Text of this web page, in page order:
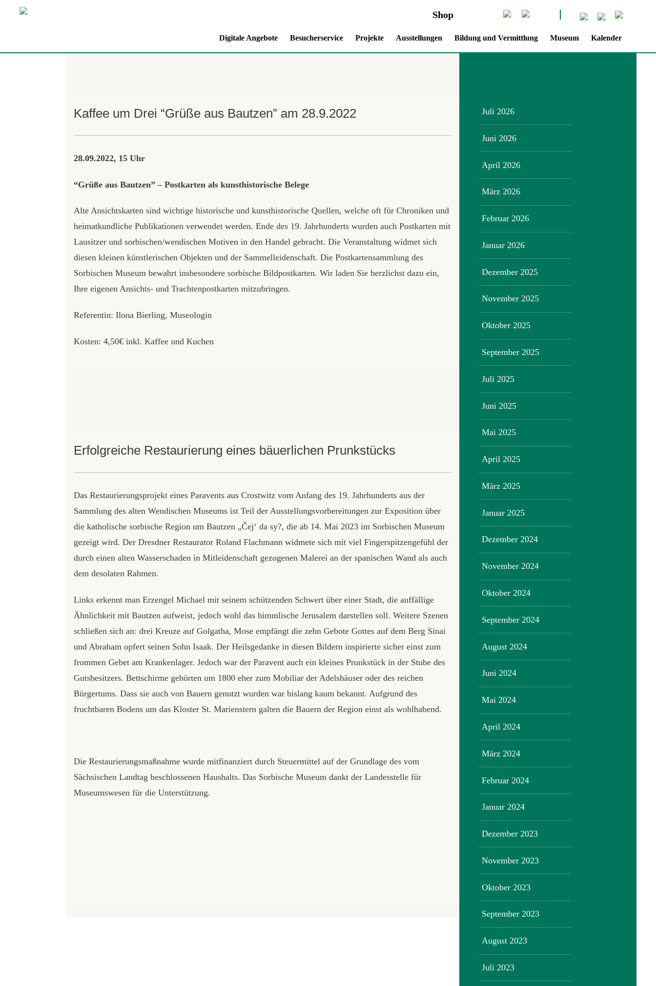
Shop
Digitale Angebote Besucherservice Projekte Ausstellungen Bildung und Vermittlung Museum Kalender
Kaffee um Drei “Grüße aus Bautzen” am 28.9.2022
28.09.2022, 15 Uhr
“Grüße aus Bautzen” – Postkarten als kunsthistorische Belege
Alte Ansichtskarten sind wichtige historische und kunsthistorische Quellen, welche oft für Chroniken und
heimatkundliche Publikationen verwendet werden. Ende des 19. Jahrhunderts wurden auch Postkarten mit
Lausitzer und sorbischen/wendischen Motiven in den Handel gebracht. Die Veranstaltung widmet sich
diesen kleinen künstlerischen Objekten und der Sammelleidenschaft. Die Postkartensammlung des
Sorbischen Museum bewahrt insbesondere sorbische Bildpostkarten. Wir laden Sie herzlichst dazu ein,
Ihre eigenen Ansichts- und Trachtenpostkarten mitzubringen.
Referentin: Ilona Bierling, Museologin
Kosten: 4,50€ inkl. Kaffee und Kuchen
Erfolgreiche Restaurierung eines bäuerlichen Prunkstücks
Das Restaurierungsprojekt eines Paravents aus Crostwitz vom Anfang des 19. Jahrhunderts aus der
Sammlung des alten Wendischen Museums ist Teil der Ausstellungsvorbereitungen zur Exposition über
die katholische sorbische Region um Bautzen „Čej‘ da sy?, die ab 14. Mai 2023 im Sorbischen Museum
gezeigt wird. Der Dresdner Restaurator Roland Flachmann widmete sich mit viel Fingerspitzengefühl der
durch einen alten Wasserschaden in Mitleidenschaft gezogenen Malerei an der spanischen Wand als auch
dem desolaten Rahmen.
Links erkennt man Erzengel Michael mit seinem schützenden Schwert über einer Stadt, die auffällige
Ähnlichkeit mit Bautzen aufweist, jedoch wohl das himmlische Jerusalem darstellen soll. Weitere Szenen
schließen sich an: drei Kreuze auf Golgatha, Mose empfängt die zehn Gebote Gottes auf dem Berg Sinai
und Abraham opfert seinen Sohn Isaak. Der Heilsgedanke in diesen Bildern inspirierte sicher einst zum
frommen Gebet am Krankenlager. Jedoch war der Paravent auch ein kleines Prunkstück in der Stube des
Gutsbesitzers. Bettschirme gehörten um 1800 eher zum Mobiliar der Adelshäuser oder des reichen
Bürgertums. Dass sie auch von Bauern genutzt wurden war bislang kaum bekannt. Aufgrund des
fruchtbaren Bodens um das Kloster St. Marienstern galten die Bauern der Region einst als wohlhabend.
Die Restaurierungsmaßnahme wurde mitfinanziert durch Steuermittel auf der Grundlage des vom
Sächsischen Landtag beschlossenen Haushalts. Das Sorbische Museum dankt der Landesstelle für
Museumswesen für die Unterstützung.
Juli 2026
Juni 2026
April 2026
März 2026
Februar 2026
Januar 2026
Dezember 2025
November 2025
Oktober 2025
September 2025
Juli 2025
Juni 2025
Mai 2025
April 2025
März 2025
Januar 2025
Dezember 2024
November 2024
Oktober 2024
September 2024
August 2024
Juni 2024
Mai 2024
April 2024
März 2024
Februar 2024
Januar 2024
Dezember 2023
November 2023
Oktober 2023
September 2023
August 2023
Juli 2023